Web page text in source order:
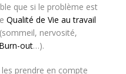
que si le problème est
Qualité de Vie au travail
nervosité,
Burn-out…).
prendre en compte